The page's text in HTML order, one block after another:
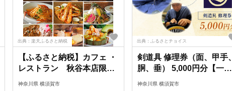
出典：楽天ふるさと納税
【ふるさと納税】カフェ ・
レストラン 秋谷本店限定
お食事券 1000円 × 15枚 チ
神奈川県 横須賀市
出典：ふるさとチョイス
剣道具 修理券（面、甲手、
胴、垂） 5,000円分【一本
堂】 [AKHA006]
神奈川県 横須賀市